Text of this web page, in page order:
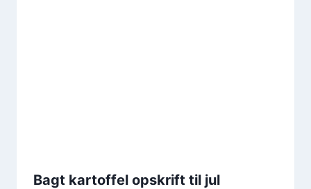
Bagt kartoffel opskrift til jul